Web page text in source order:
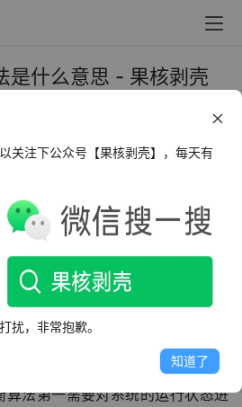
是什么意思 - 果核剥壳
在网络环境中，根据实时的网络状
自动调整服务器的负载，以达到最
负载均衡技术的重要组成部分，主
发的网络应用中，如何有效地分配
用性和稳定性的问题。
原理
原理主要包括以下几个步骤：
算法第一需要对系统的运行状态进
关注下公众号【果核剥壳】，每天有
扰，非常抱歉。
知道了